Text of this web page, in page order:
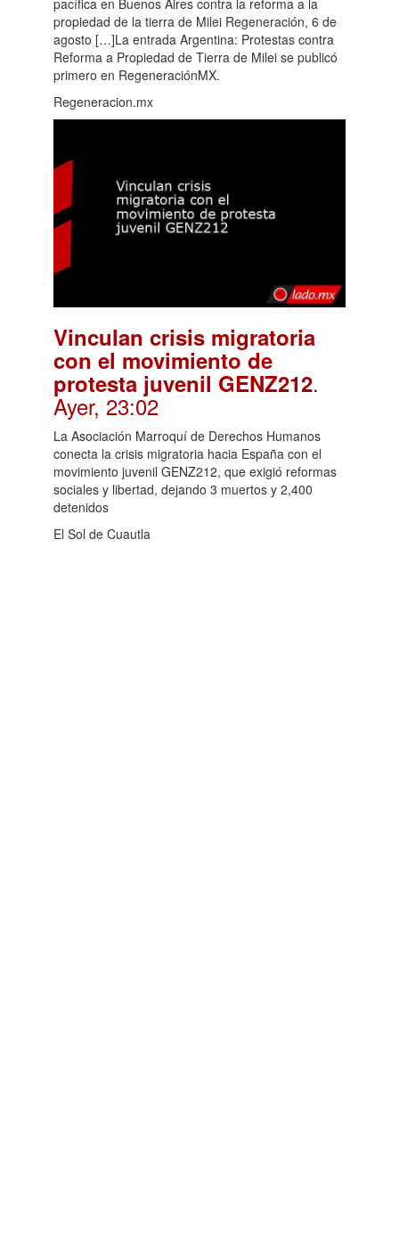
propiedad de la tierra de Milei Regeneración, 6 de
agosto […]La entrada Argentina: Protestas contra
Reforma a Propiedad de Tierra de Milei se publicó
primero en RegeneraciónMX.
Regeneracion.mx
Vinculan crisis migratoria
con el movimiento de
protesta juvenil GENZ212.
Ayer, 23:02
La Asociación Marroquí de Derechos Humanos
conecta la crisis migratoria hacia España con el
movimiento juvenil GENZ212, que exigió reformas
sociales y libertad, dejando 3 muertos y 2,400
detenidos
El Sol de Cuautla